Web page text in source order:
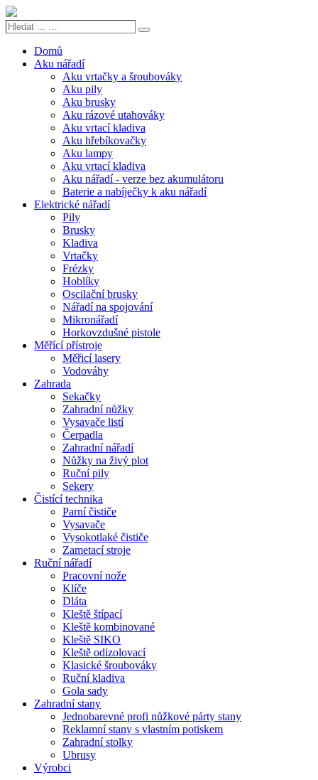
Hledat
Search
Domů
Aku nářadí
Aku vrtačky a šroubováky
Aku pily
Aku brusky
Aku rázové utahováky
Aku vrtací kladiva
Aku hřebíkovačky
Aku lampy
Aku vrtací kladiva
Aku nářadí - verze bez akumulátoru
Baterie a nabíječky k aku nářadí
Elektrické nářadí
Pily
Brusky
Kladiva
Vrtačky
Frézky
Hoblíky
Oscilační brusky
Nářadí na spojování
Mikronářadí
Horkovzdušné pistole
Měřící přístroje
Měřicí lasery
Vodováhy
Zahrada
Sekačky
Zahradní nůžky
Vysavače listí
Čerpadla
Zahradní nářadí
Nůžky na živý plot
Ruční pily
Sekery
Čistící technika
Parní čističe
Vysavače
Vysokotlaké čističe
Zametací stroje
Ruční nářadí
Pracovní nože
Klíče
Dláta
Kleště štípací
Kleště kombinované
Kleště SIKO
Kleště odizolovací
Klasické šroubováky
Ruční kladiva
Gola sady
Zahradní stany
Jednobarevné profi nůžkové párty stany
Reklamní stany s vlastním potiskem
Zahradní stolky
Ubrusy
Výrobci